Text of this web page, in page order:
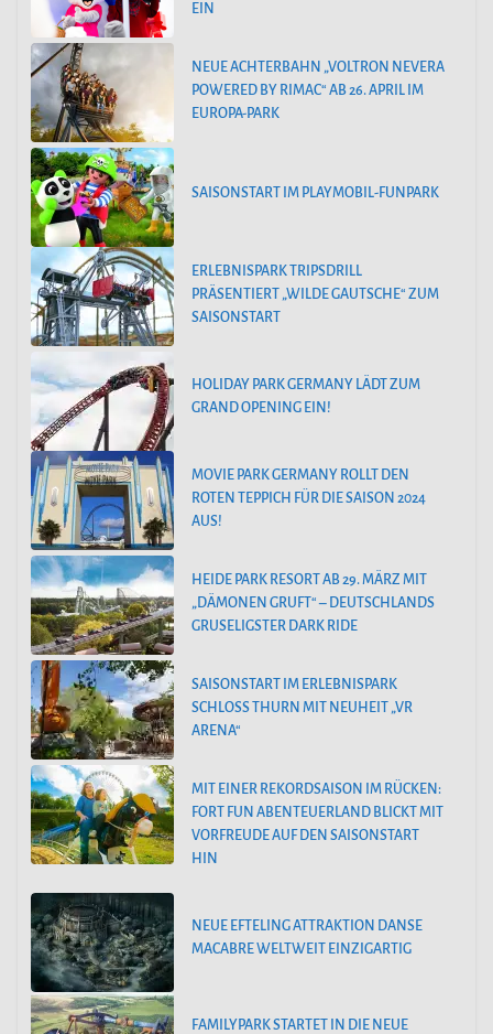
EIN
NEUE ACHTERBAHN „VOLTRON NEVERA
POWERED BY RIMAC“ AB 26. APRIL IM
EUROPA-PARK
SAISONSTART IM PLAYMOBIL-FUNPARK
ERLEBNISPARK TRIPSDRILL
PRÄSENTIERT „WILDE GAUTSCHE“ ZUM
SAISONSTART
HOLIDAY PARK GERMANY LÄDT ZUM
GRAND OPENING EIN!
MOVIE PARK GERMANY ROLLT DEN
ROTEN TEPPICH FÜR DIE SAISON 2024
AUS!
HEIDE PARK RESORT AB 29. MÄRZ MIT
„DÄMONEN GRUFT“ – DEUTSCHLANDS
GRUSELIGSTER DARK RIDE
SAISONSTART IM ERLEBNISPARK
SCHLOSS THURN MIT NEUHEIT „VR
ARENA“
MIT EINER REKORDSAISON IM RÜCKEN:
FORT FUN ABENTEUERLAND BLICKT MIT
VORFREUDE AUF DEN SAISONSTART
HIN
NEUE EFTELING ATTRAKTION DANSE
MACABRE WELTWEIT EINZIGARTIG
FAMILYPARK STARTET IN DIE NEUE